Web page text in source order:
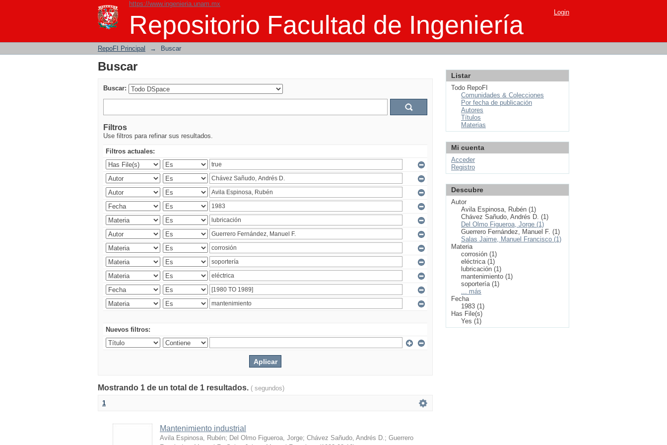
https://www.ingenieria.unam.mx
Repositorio Facultad de Ingeniería
Buscar Login
RepoFI Principal → Buscar
Buscar
Buscar:
Filtros
Use filtros para refinar sus resultados.
Filtros actuales:
Nuevos filtros:
Mostrando 1 de un total de 1 resultados. ( segundos)
1
Mantenimiento industrial
Avila Espinosa, Rubén; Del Olmo Figueroa, Jorge; Chávez Sañudo, Andrés D.; Guerrero
Listar
Todo RepoFI
Comunidades & Colecciones
Por fecha de publicación
Autores
Títulos
Materias
Mi cuenta
Acceder
Registro
Descubre
Autor
Avila Espinosa, Rubén (1)
Chávez Sañudo, Andrés D. (1)
Del Olmo Figueroa, Jorge (1)
Guerrero Fernández, Manuel F. (1)
Salas Jaime, Manuel Francisco (1)
Materia
corrosión (1)
eléctrica (1)
lubricación (1)
mantenimiento (1)
soportería (1)
... más
Fecha
1983 (1)
Has File(s)
Yes (1)